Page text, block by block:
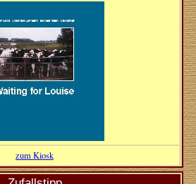
zum Kiosk